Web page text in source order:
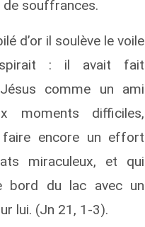
de souffrances.
d’or il soulève le voile
: il avait fait
Jésus comme un ami
moments difficiles,
faire encore un effort
miraculeux, et qui
bord du lac avec un
lui. (Jn 21, 1-3).